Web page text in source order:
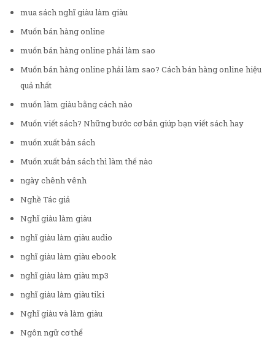
mua sách nghĩ giàu làm giàu
Muốn bán hàng online
muốn bán hàng online phải làm sao
Muốn bán hàng online phải làm sao? Cách bán hàng online hiệu
quả nhất
muốn làm giàu bằng cách nào
Muốn viết sách? Những bước cơ bản giúp bạn viết sách hay
muốn xuất bản sách
Muốn xuất bản sách thì làm thế nào
ngày chênh vênh
Nghề Tác giả
Nghĩ giàu làm giàu
nghĩ giàu làm giàu audio
nghĩ giàu làm giàu ebook
nghĩ giàu làm giàu mp3
nghĩ giàu làm giàu tiki
Nghĩ giàu và làm giàu
Ngôn ngữ cơ thể